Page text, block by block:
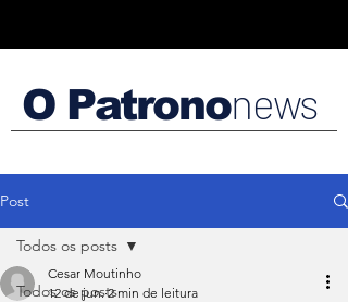
O Patrononews
Post
Todos os posts
Todos os posts
Cesar Moutinho
12 de jun. 2 min de leitura